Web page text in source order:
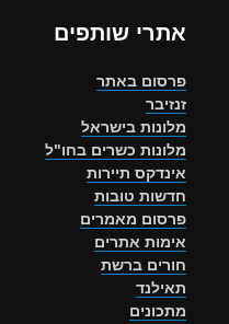
אתרי שותפים
פרסום באתר
זנזיבר
מלונות בישראל
מלונות כשרים בחו"ל
אינדקס תיירות
חדשות טובות
פרסום מאמרים
אימות אתרים
חורים ברשת
תאילנד
מתכונים